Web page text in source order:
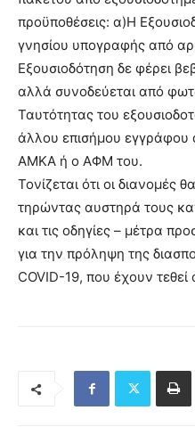
προϋποθέσεις: α)H
γνησίου υπογραφής από
Εξουσιοδότηση δε φέρει
αλλά συνοδεύεται από
Ταυτότητας του
άλλου επισήμου εγγράφου
ΑΜΚΑ ή ο ΑΦΜ του.
Τονίζεται ότι οι διανομές
τηρώντας αυστηρά τους
και τις οδηγίες – μέτρα
για την πρόληψη της
COVID-19, που έχουν